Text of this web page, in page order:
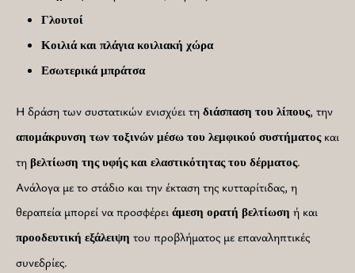
Γλουτοί
Κοιλιά και πλάγια κοιλιακή χώρα
Εσωτερικά μπράτσα
Η δράση των συστατικών ενισχύει τη διάσπαση του λίπους, την
απομάκρυνση των τοξινών μέσω του λεμφικού συστήματοςκαι
τη βελτίωση της υφής και ελαστικότητας του δέρματος.
Ανάλογα με το στάδιο και την έκταση της κυτταρίτιδας, η
θεραπεία μπορεί να προσφέρει άμεση ορατή βελτίωση ή και
προοδευτική εξάλειψη του προβλήματος με επαναληπτικές
συνεδρίες.